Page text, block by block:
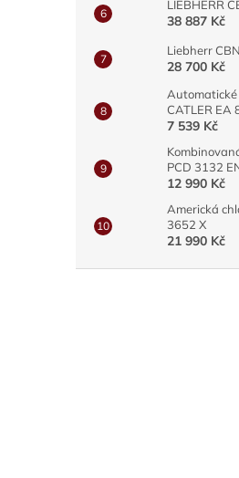
LIEBHERR
38 887 Kč
Liebherr
28 700 Kč
Automatické
CATLER EA
7 539 Kč
PCD 3132
12 990 Kč
Americká
3652 X
21 990 Kč